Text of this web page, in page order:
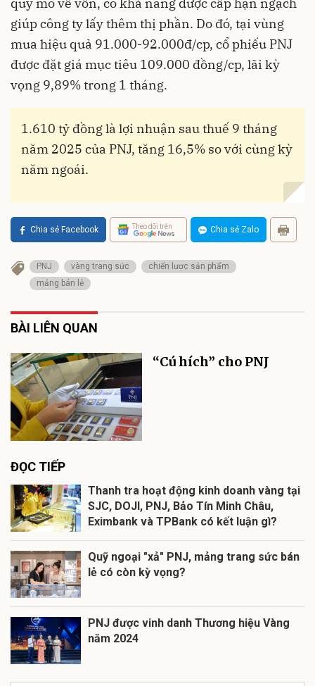
quy mô về vốn, có khả năng được cấp hạn ngạch
giúp công ty lấy thêm thị phần. Do đó, tại vùng
mua hiệu quả 91.000-92.000đ/cp, cổ phiếu PNJ
được đặt giá mục tiêu 109.000 đồng/cp, lãi kỳ
vọng 9,89% trong 1 tháng.
1.610 tỷ đồng là lợi nhuận sau thuế 9 tháng
năm 2025 của PNJ, tăng 16,5% so với cùng kỳ
năm ngoái.
Chia sẻ Facebook Theo dõi trên Chia sẻ Zalo
PNJ vàng trang sức
chiến lược sản phẩm
mảng bán lẻ
BÀI LIÊN QUAN
“Cú hích” cho PNJ
ĐỌC TIẾP
Thanh tra hoạt động kinh doanh vàng tại
SJC, DOJI, PNJ, Bảo Tín Minh Châu,
Eximbank và TPBank có kết luận gì?
Quỹ ngoại "xả" PNJ, mảng trang sức bán
lẻ có còn kỳ vọng?
PNJ được vinh danh Thương hiệu Vàng
năm 2024